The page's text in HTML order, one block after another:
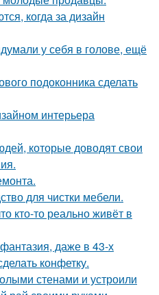
когда за дизайн
у себя в голове, ещё
подоконника сделать
интерьера
которые доводят свои
для чистки мебели.
кто-то реально живёт в
даже в 43-х
конфетку.
стенами и устроили